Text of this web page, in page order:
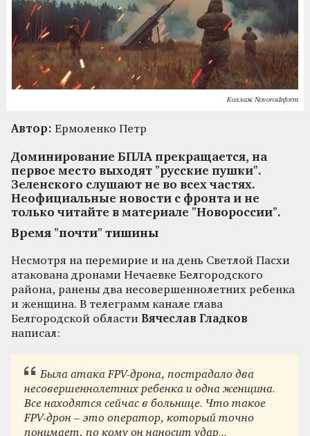
Коллаж NovorosInform
Автор: Ермоленко Петр
Доминирование БПЛА прекращается, на
первое место выходят "русские пушки".
Зеленского слушают не во всех частях.
Неофициальные новости с фронта и не
только читайте в материале "Новороссии".
Время "почти" тишины
Несмотря на перемирие и на день Светлой Пасхи
атакована дронами Нечаевке Белгородского
района, ранены два несовершеннолетних ребенка
и женщина. В телеграмм канале глава
Белгородской области Вячеслав Гладков
написал:
Была атака FPV-дрона, пострадало два
несовершеннолетних ребенка и одна женщина.
Все находятся сейчас в больнице. Что такое
FPV-дрон – это оператор, который точно
понимает, по кому он наносит удар...